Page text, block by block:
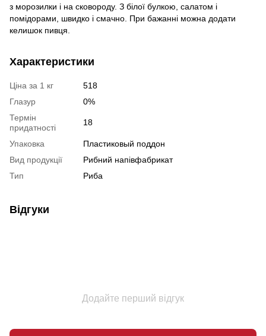
з морозилки і на сковороду. З білої булкою, салатом і
помідорами, швидко і смачно. При бажанні можна додати
келишок пивця.
Характеристики
Ціна за 1 кг
518
Глазур
0%
Термін
придатності
18
Упаковка
Пластиковый поддон
Вид продукції
Рибний напівфабрикат
Тип
Риба
Відгуки
Додайте перший відгук